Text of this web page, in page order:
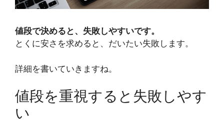
値段で決めると、失敗しやすいです。
とくに安さを求めると、だいたい失敗します。
詳細を書いていきますね。
値段を重視すると失敗しやす
い